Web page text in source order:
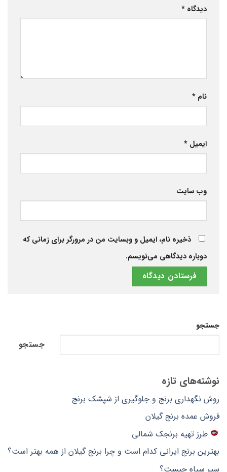
دیدگاه *
نام *
ایمیل *
وب‌ سایت
ذخیره نام، ایمیل و وبسایت من در مرورگر برای زمانی که
دوباره دیدگاهی می‌نویسم.
جستجو
جستجو
نوشته‌های تازه
روش نگهداری برنج و جلوگیری از شپشک برنج
فروش عمده برنج گیلان
طرز تهیه برنجک شمالی
بهترین برنج ایرانی کدام است و چرا برنج گیلان از همه بهتر است؟
سیر سیاه چیست؟